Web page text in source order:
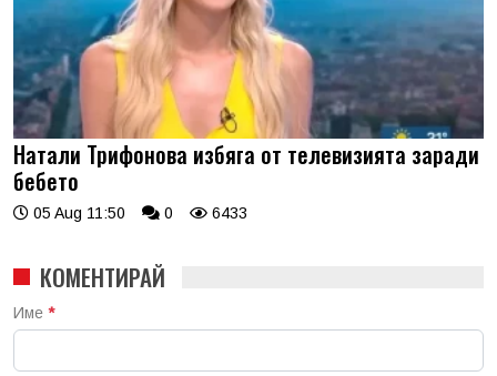
Натали Трифонова избяга от телевизията заради
бебето
05 Aug 11:50 0 6433
КОМЕНТИРАЙ
Име *